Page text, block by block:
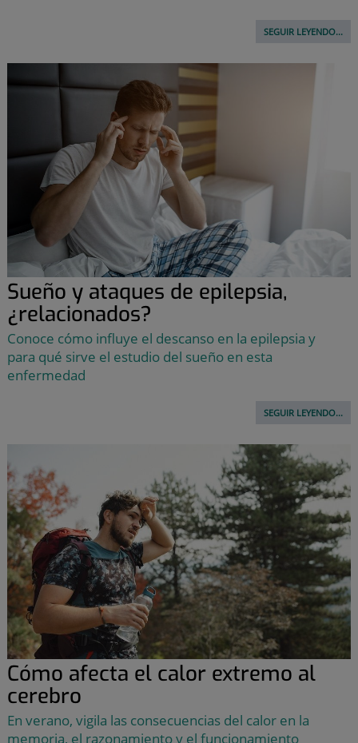
SEGUIR LEYENDO...
Sueño y ataques de epilepsia,
¿relacionados?
Conoce cómo influye el descanso en la epilepsia y
para qué sirve el estudio del sueño en esta
enfermedad
SEGUIR LEYENDO...
Cómo afecta el calor extremo al
cerebro
En verano, vigila las consecuencias del calor en la
memoria, el razonamiento y el funcionamiento